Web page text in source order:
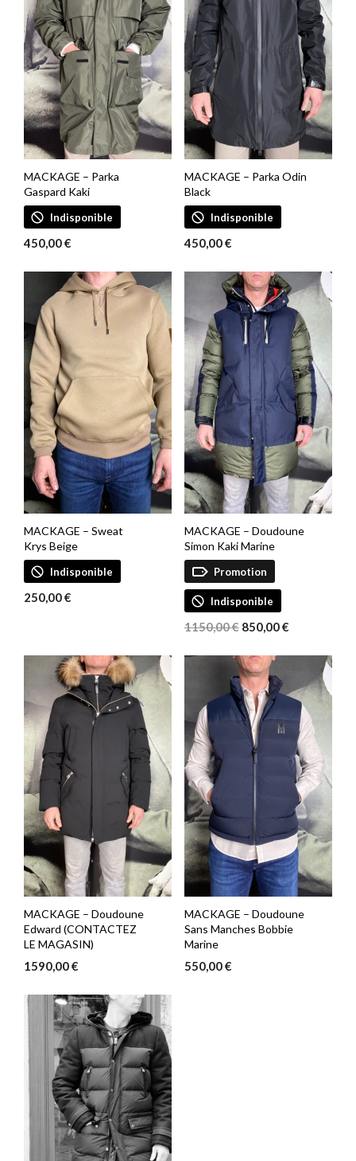
MACKAGE – Parka
Gaspard Kaki
Indisponible
450,00€
MACKAGE – Parka Odin
Black
Indisponible
450,00€
MACKAGE – Sweat
Krys Beige
Indisponible
250,00€
MACKAGE – Doudoune
Simon Kaki Marine
Promotion
Indisponible
1150,00€ Le
initial
était :
1150,00 €.
850,00€Le
actuel
850,00 €.
MACKAGE – Doudoune
Edward (CONTACTEZ
LE MAGASIN)
1590,00€
MACKAGE – Doudoune
Sans Manches Bobbie
Marine
550,00€